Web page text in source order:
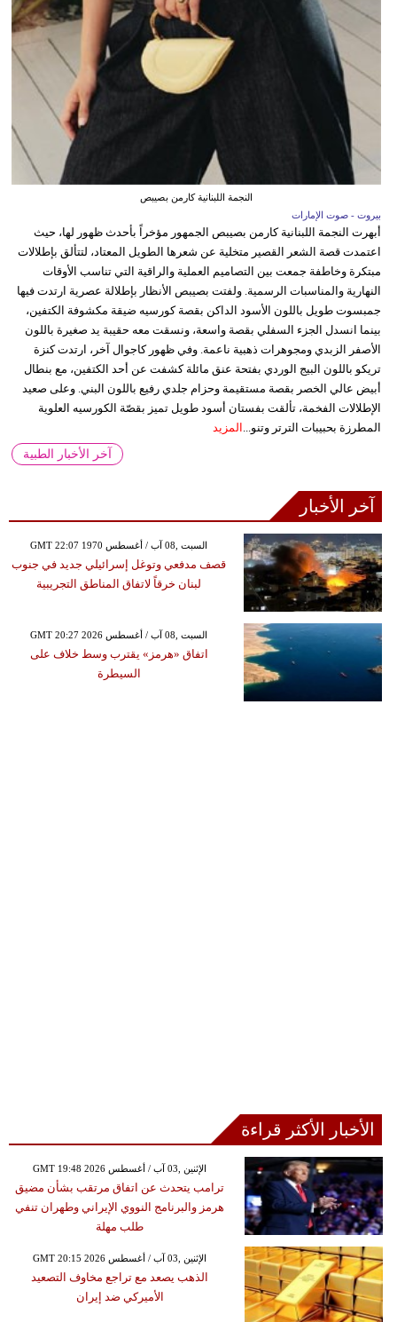
النجمة اللبنانية كارمن بصيبص
بيروت - صوت الإمارات
أبهرت النجمة اللبنانية كارمن بصيبص الجمهور مؤخراً بأحدث ظهور لها، حيث
اعتمدت قصة الشعر القصير متخلية عن شعرها الطويل المعتاد، لتتألق بإطلالات
مبتكرة وخاطفة جمعت بين التصاميم العملية والراقية التي تناسب الأوقات
النهارية والمناسبات الرسمية. ولفتت بصيبص الأنظار بإطلالة عصرية ارتدت فيها
جمبسوت طويل باللون الأسود الداكن بقصة كورسيه ضيقة مكشوفة الكتفين،
بينما انسدل الجزء السفلي بقصة واسعة، ونسقت معه حقيبة يد صغيرة باللون
الأصفر الزبدي ومجوهرات ذهبية ناعمة. وفي ظهور كاجوال آخر، ارتدت كنزة
تريكو باللون البيج الوردي بفتحة عنق مائلة كشفت عن أحد الكتفين، مع بنطال
أبيض عالي الخصر بقصة مستقيمة وحزام جلدي رفيع باللون البني. وعلى صعيد
الإطلالات الفخمة، تألقت بفستان أسود طويل تميز بقصّة الكورسيه العلوية
المطرزة بحبيبات الترتر وتنو... المزيد
آخر الأخبار الطبية
آخر الأخبار
GMT 22:07 1970 السبت ,08 آب / أغسطس
قصف مدفعي وتوغل إسرائيلي جديد في جنوب
لبنان خرقاً لاتفاق المناطق التجريبية
GMT 20:27 2026 السبت ,08 آب / أغسطس
اتفاق «هرمز» يقترب وسط خلاف على
السيطرة
الأخبار الأكثر قراءة
GMT 19:48 2026 الإثنين ,03 آب / أغسطس
ترامب يتحدث عن اتفاق مرتقب بشأن مضيق
هرمز والبرنامج النووي الإيراني وطهران تنفي
طلب مهلة
GMT 20:15 2026 الإثنين ,03 آب / أغسطس
الذهب يصعد مع تراجع مخاوف التصعيد
الأميركي ضد إيران